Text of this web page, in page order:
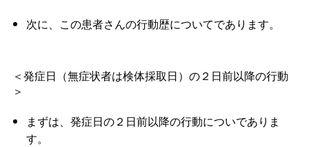
次に、この患者さんの行動歴についてであります。
＜発症日（無症状者は検体採取日）の２日前以降の行動
＞
まずは、発症日の２日前以降の行動についでありま
す。